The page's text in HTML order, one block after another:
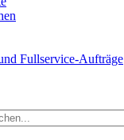
Fullservice-Aufträge